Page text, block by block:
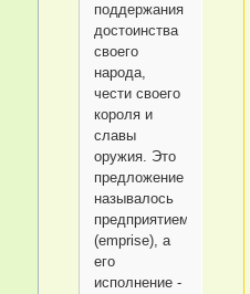
поддержания
достоинства
своего
народа,
чести своего
короля и
славы
оружия. Это
предложение
называлось
предприятием
(emprise), а
его
исполнение -